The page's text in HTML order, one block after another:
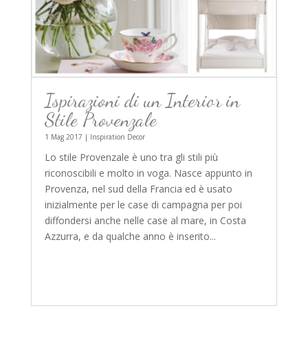
Ispirazioni di un Interior in
Stile Provenzale
1 Mag 2017 | Inspiration Decor
Lo stile Provenzale è uno tra gli stili più
riconoscibili e molto in voga. Nasce appunto in
Provenza, nel sud della Francia ed è usato
inizialmente per le case di campagna per poi
diffondersi anche nelle case al mare, in Costa
Azzurra, e da qualche anno è inserito...